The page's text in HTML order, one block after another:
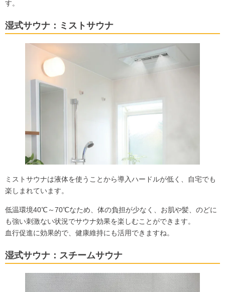
す。
湿式サウナ ：ミストサウナ
ミストサウナは液体を使うことから導入ハードルが低く、自宅でも
楽しまれています。
低温環境40℃～70℃なため、体の負担が少なく、お肌や髪、のどに
も強い刺激ない状況でサウナ効果を楽しむことができます。
血行促進に効果的で、健康維持にも活用できますね。
湿式サウナ ：スチームサウナ